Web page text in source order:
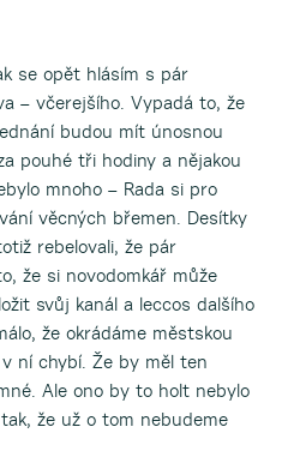
se opět hlásím s pár
– včerejšího. Vypadá to, že
budou mít únosnou
pouhé tři hodiny a nějakou
mnoho – Rada si pro
věcných břemen. Desítky
rebelovali, že pár
že si novodomkář může
svůj kanál a leccos dalšího
že okrádáme městskou
ní chybí. Že by měl ten
Ale ono by to holt nebylo
že už o tom nebudeme